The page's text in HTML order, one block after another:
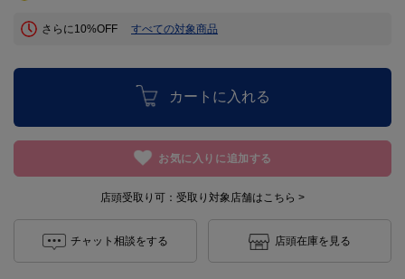
さらに10%OFF すべての対象商品
カートに入れる
お気に入りに追加する
店頭受取り可： 受取り対象店舗はこちら >
チャット相談をする 店頭在庫を見る